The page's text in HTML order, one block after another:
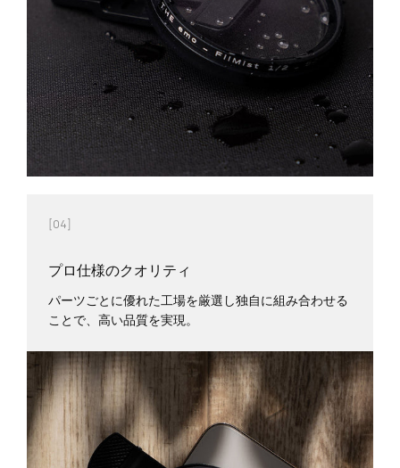
[04]
プロ仕様のクオリティ
パーツごとに優れた工場を厳選し独自に組み合わせる
ことで、高い品質を実現。